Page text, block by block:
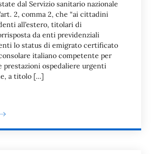
dal Servizio sanitario nazionale
2, comma 2, che “ai cittadini
all’estero, titolari di
da enti previdenziali
lo status di emigrato certificato
italiano competente per
ospedaliere urgenti
a titolo […]